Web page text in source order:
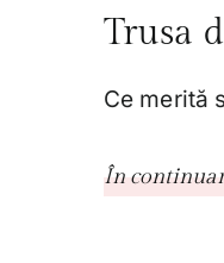
Trusa
Ce merită
În